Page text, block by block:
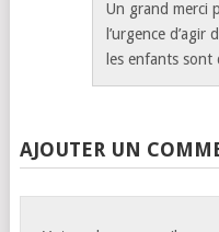
Un grand merci
l’urgence
les enfants
AJOUTER UN